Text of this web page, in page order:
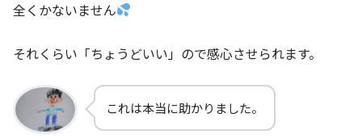
全くかないません
それくらい「ちょうどいい」ので感心させられます。
これは本当に助かりました。